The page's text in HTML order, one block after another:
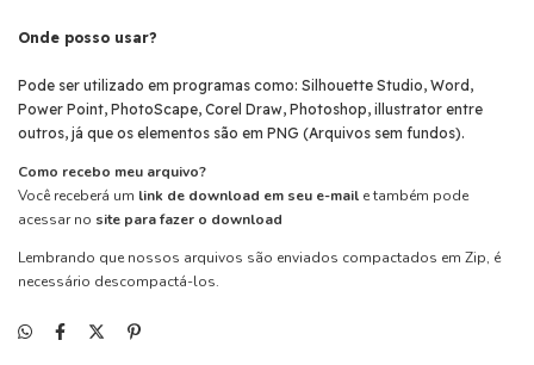
Onde posso usar?
Pode ser utilizado em programas como: Silhouette Studio, Word,
Power Point, PhotoScape, Corel Draw, Photoshop, illustrator entre
outros, já que os elementos são em PNG (Arquivos sem fundos).
Como recebo meu arquivo?
Você receberá um link de download em seu e-mail e também pode
acessar no site para fazer o download
Lembrando que nossos arquivos são enviados compactados em Zip, é
necessário descompactá-los.